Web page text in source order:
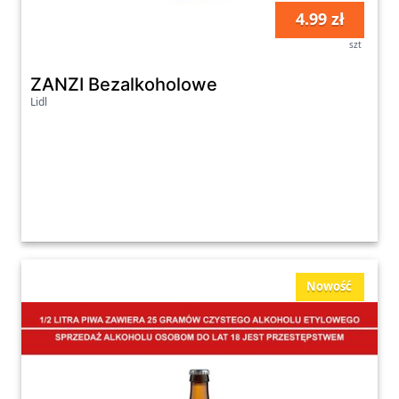
4.99 zł
szt
ZANZI Bezalkoholowe
Lidl
Nowość